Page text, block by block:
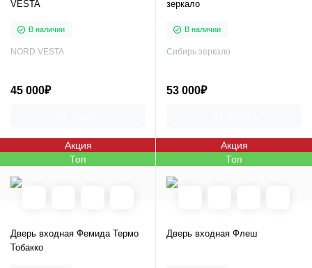
VESTA
В наличии
NORD VESTA
45 000₽
зеркало
В наличии
Сибирь зеркало
53 000₽
Акция
Топ
Дверь входная Фемида Термо
Тобакко
Акция
Топ
Дверь входная Флеш